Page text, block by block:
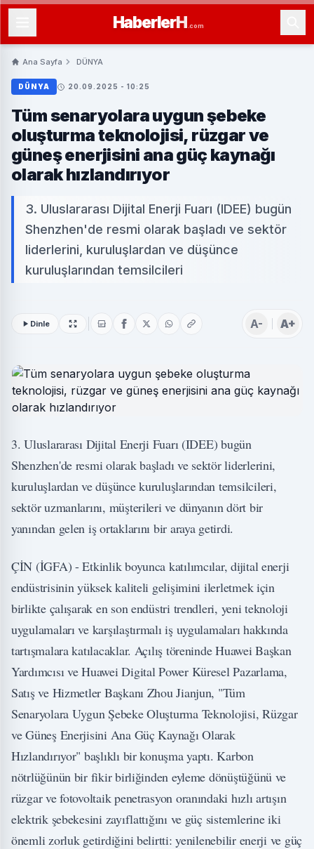
HaberlerH .com
Ana Sayfa DÜNYA
DÜNYA 20.09.2025 - 10:25
Tüm senaryolara uygun şebeke
oluşturma teknolojisi, rüzgar ve
güneş enerjisini ana güç kaynağı
olarak hızlandırıyor
3. Uluslararası Dijital Enerji Fuarı (IDEE) bugün
Shenzhen'de resmi olarak başladı ve sektör
liderlerini, kuruluşlardan ve düşünce
kuruluşlarından temsilcileri
Dinle A- A+
3. Uluslararası Dijital Enerji Fuarı (IDEE) bugün
Shenzhen'de resmi olarak başladı ve sektör liderlerini,
kuruluşlardan ve düşünce kuruluşlarından temsilcileri,
sektör uzmanlarını, müşterileri ve dünyanın dört bir
yanından gelen iş ortaklarını bir araya getirdi.
ÇİN (İGFA) - Etkinlik boyunca katılımcılar, dijital enerji
endüstrisinin yüksek kaliteli gelişimini ilerletmek için
birlikte çalışarak en son endüstri trendleri, yeni teknoloji
uygulamaları ve karşılaştırmalı iş uygulamaları hakkında
tartışmalara katılacaklar. Açılış töreninde Huawei Başkan
Yardımcısı ve Huawei Digital Power Küresel Pazarlama,
Satış ve Hizmetler Başkanı Zhou Jianjun, "Tüm
Senaryolara Uygun Şebeke Oluşturma Teknolojisi, Rüzgar
ve Güneş Enerjisini Ana Güç Kaynağı Olarak
Hızlandırıyor" başlıklı bir konuşma yaptı. Karbon
nötrlüğünün bir fikir birliğinden eyleme dönüştüğünü ve
rüzgar ve fotovoltaik penetrasyon oranındaki hızlı artışın
elektrik şebekesini zayıflattığını ve güç sistemlerine iki
önemli zorluk getirdiğini belirtti: yenilenebilir enerji ve güç